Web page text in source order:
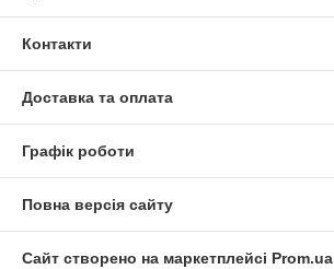
Контакти
Доставка та оплата
Графік роботи
Повна версія сайту
Сайт створено на маркетплейсі Prom.ua